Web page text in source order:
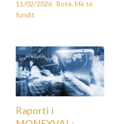
11/02/2026 Botë,Më të
fundit
Raporti i